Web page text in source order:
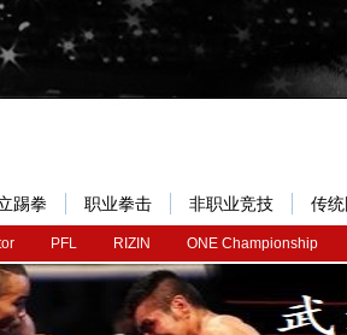
PFL RIZIN ONE Championship
踢拳 职业拳击 非职业竞技 传